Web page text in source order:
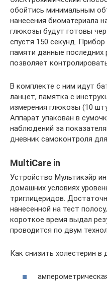
обойтись минимальным
нанесения биоматериала
глюкозы будут готовы
спустя 150 секунд.
памяти данные последних
позволяет
В комплекте с ним идут
ланцет, памятка с
измерения глюкозы (10
Аппарат упакован в
наблюдений за
дневник самоконтроля
MultiCare in
Устройство Мультикэйр
домашних условиях
триглицеридов.
нанесенной на тест
короткое время выдал
проводится по двум
Как снизить холестерин в